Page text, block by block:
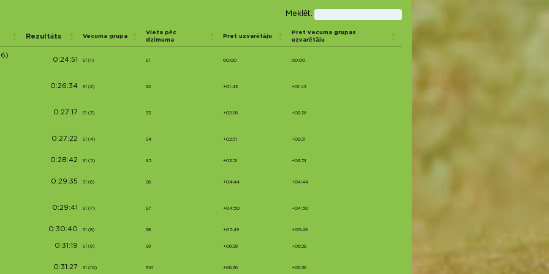
Meklēt:
Rezultāts Vecuma grupa
Vieta pēc
dzimuma
Pret uzvarētāju
Pret vecuma grupas
uzvarētāju
0:24:51 S1 (1) S1 00:00 00:00
0:26:34 S1 (2) S2 +01:43 +01:43
0:27:17 S1 (3) S3 +02:26 +02:26
0:27:22 S1 (4) S4 +02:31 +02:31
0:28:42 S1 (5) S5 +03:51 +03:51
0:29:35 S1 (6) S6 +04:44 +04:44
0:29:41 S1 (7) S7 +04:50 +04:50
0:30:40 S1 (8) S8 +05:49 +05:49
0:31:19 S1 (9) S9 +06:28 +06:28
0:31:27 S1 (10) S10 +06:36 +06:36